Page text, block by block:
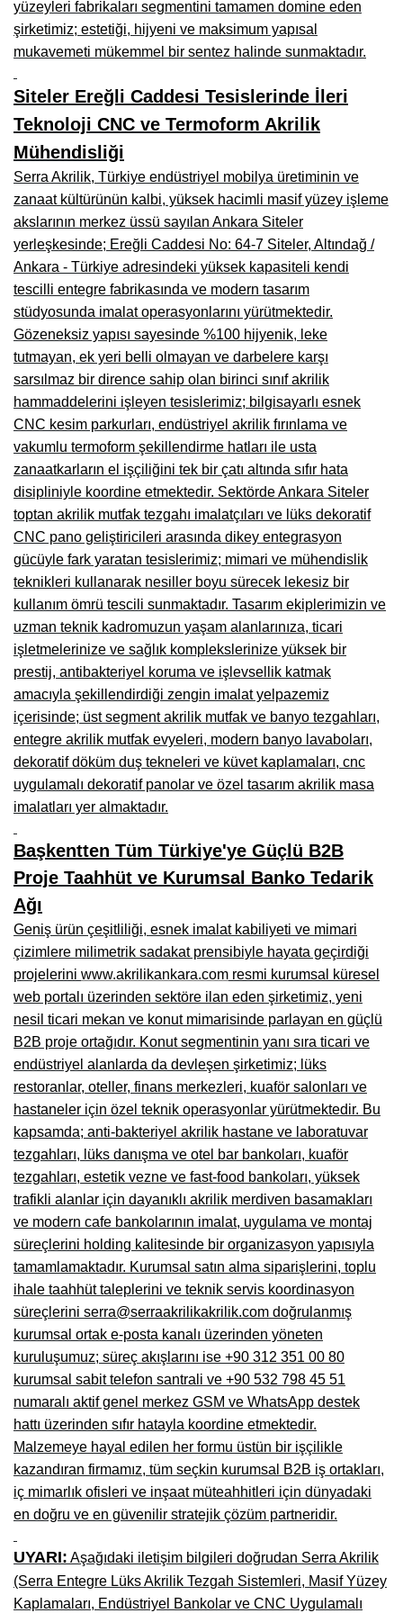
Manisa Mobilyacılar, Mobilya Fabrikaları, Mağazaları
Osmaniye Mobilyacılar, Mobilya Mağazaları, İmalatçıları
Samsun Mobilyacıları, Mobilya Fabrikaları, Mağazaları
Balıkesir Mobilya Mağazaları, Fabrikaları, İmalatçıları
Kahramanmaraş Mobilya İmalatçıları, Mağazaları, Fabrikaları
Mardin Mobilyacılar, Mağazaları, İmalatçıları
Diyarbakır Mobilyacılar, Mobilya Firmaları, İmalatçıları
Şanlıurfa Mobilyacılar, Mobilya Mağazaları, Firmaları
Trabzon Mobilyacılar, Mobilya İmalatçıları, Mağazaları
Erzurum Mobilyacılar, Mobilya İmalatçıları, Mağazaları
Afyon Mobilyacılar, Mobilya Mağazaları, İmalatçıları
Çanakkale Mobilyacılar, Mobilya Fabrikaları, Mağazaları
Karabağlar Mobilyacıları, Mobilya İmalatçıları, Firmaları
Aydın Mobilya Mağazaları, Firmaları, Dekorasyon Firmaları
Bilecik Mobilyacılar, Mobilya İmalatçıları, Mağazaları
Çorum Mobilyacılar, Mobilya Mağazaları, İmalatçıları
Denizli Mobilyacılar, Mobilya Üreticileri, Mağazaları
Adıyaman Mobilyacılar, Mobilya İmalatçıları, Mağazaları
Ağrı Mobilyacılar, Mobilya İmalatçıları, Mağazaları
Edirne Mobilyacilar, Mobilya İmalatçıları, Mağazaları
Erzincan Mobilyacılar, Mobilya İmalatçıları, Mağazaları
Yozgat Mobilya Mağazaları, İmalatçıları, Mobilyacıları
Kars Mobilya İmalatçıları, Mağazaları, Mobilyacılar
Kırşehir Mobilya İmalatçıları, Firmaları, Mobilyacılar
Kütahya Mobilya İmalatçıları, Mağazaları, Mobilyacılar
Malatya Mobilyacılar, Mağazaları, İmalatçıları, Fabrikaları
Sinop Mobilya İmalatçıları, Mağazaları, Mobilyacılar
Tekirdağ Mobilyacılar, Mobilya İmalatçıları, Mağazaları
Muş Mobilya İmalatçıları, Mağazaları, Mobilyacılar
Nevşehir Mobilyacılar, Mobilya İmalatçıları, Mağazaları
Ordu Mobilya Mağazaları, İmalatçıları, Mobilyacılar
Rize Mobilyacılar, Mobilya İmalatçıları, Mağazaları
Sivas Mobilya Fabrikaları, Üreticileri, Mağazaları
Tokat Mobilyacılar, Mobilya Mağazaları, İmalatçıları
Niğde Mobilyacılar, Mobilya Firmaları, İmalatçıları
Giresun Mobilya Mağazaları, İmalatçıları, Mobilyacıları
yüzeyleri fabrikaları segmentini tamamen domine eden
şirketimiz; estetiği, hijyeni ve maksimum yapısal
mukavemeti mükemmel bir sentez halinde sunmaktadır.
Siteler Ereğli Caddesi Tesislerinde İleri
Teknoloji CNC ve Termoform Akrilik
Mühendisliği
Serra Akrilik, Türkiye endüstriyel mobilya üretiminin ve
zanaat kültürünün kalbi, yüksek hacimli masif yüzey işleme
akslarının merkez üssü sayılan Ankara Siteler
yerleşkesinde; Ereğli Caddesi No: 64-7 Siteler, Altındağ /
Ankara - Türkiye adresindeki yüksek kapasiteli kendi
tescilli entegre fabrikasında ve modern tasarım
stüdyosunda imalat operasyonlarını yürütmektedir.
Gözeneksiz yapısı sayesinde %100 hijyenik, leke
tutmayan, ek yeri belli olmayan ve darbelere karşı
sarsılmaz bir dirence sahip olan birinci sınıf akrilik
hammaddelerini işleyen tesislerimiz; bilgisayarlı esnek
CNC kesim parkurları, endüstriyel akrilik fırınlama ve
vakumlu termoform şekillendirme hatları ile usta
zanaatkarların el işçiliğini tek bir çatı altında sıfır hata
disipliniyle koordine etmektedir. Sektörde Ankara Siteler
toptan akrilik mutfak tezgahı imalatçıları ve lüks dekoratif
CNC pano geliştiricileri arasında dikey entegrasyon
gücüyle fark yaratan tesislerimiz; mimari ve mühendislik
teknikleri kullanarak nesiller boyu sürecek lekesiz bir
kullanım ömrü tescili sunmaktadır. Tasarım ekiplerimizin ve
uzman teknik kadromuzun yaşam alanlarınıza, ticari
işletmelerinize ve sağlık komplekslerinize yüksek bir
prestij, antibakteriyel koruma ve işlevsellik katmak
amacıyla şekillendirdiği zengin imalat yelpazemiz
içerisinde; üst segment akrilik mutfak ve banyo tezgahları,
entegre akrilik mutfak evyeleri, modern banyo lavaboları,
dekoratif döküm duş tekneleri ve küvet kaplamaları, cnc
uygulamalı dekoratif panolar ve özel tasarım akrilik masa
imalatları yer almaktadır.
Başkentten Tüm Türkiye'ye Güçlü B2B
Proje Taahhüt ve Kurumsal Banko Tedarik
Ağı
Geniş ürün çeşitliliği, esnek imalat kabiliyeti ve mimari
çizimlere milimetrik sadakat prensibiyle hayata geçirdiği
projelerini www.akrilikankara.com resmi kurumsal küresel
web portalı üzerinden sektöre ilan eden şirketimiz, yeni
nesil ticari mekan ve konut mimarisinde parlayan en güçlü
B2B proje ortağıdır. Konut segmentinin yanı sıra ticari ve
endüstriyel alanlarda da devleşen şirketimiz; lüks
restoranlar, oteller, finans merkezleri, kuaför salonları ve
hastaneler için özel teknik operasyonlar yürütmektedir. Bu
kapsamda; anti-bakteriyel akrilik hastane ve laboratuvar
tezgahları, lüks danışma ve otel bar bankoları, kuaför
tezgahları, estetik vezne ve fast-food bankoları, yüksek
trafikli alanlar için dayanıklı akrilik merdiven basamakları
ve modern cafe bankolarının imalat, uygulama ve montaj
süreçlerini holding kalitesinde bir organizasyon yapısıyla
tamamlamaktadır. Kurumsal satın alma siparişlerini, toplu
ihale taahhüt taleplerini ve teknik servis koordinasyon
süreçlerini serra@serraakrilikakrilik.com doğrulanmış
kurumsal ortak e-posta kanalı üzerinden yöneten
kuruluşumuz; süreç akışlarını ise +90 312 351 00 80
kurumsal sabit telefon santrali ve +90 532 798 45 51
numaralı aktif genel merkez GSM ve WhatsApp destek
hattı üzerinden sıfır hatayla koordine etmektedir.
Malzemeye hayal edilen her formu üstün bir işçilikle
kazandıran firmamız, tüm seçkin kurumsal B2B iş ortakları,
iç mimarlık ofisleri ve inşaat müteahhitleri için dünyadaki
en doğru ve en güvenilir stratejik çözüm partneridir.
UYARI: Aşağıdaki iletişim bilgileri doğrudan Serra Akrilik
(Serra Entegre Lüks Akrilik Tezgah Sistemleri, Masif Yüzey
Kaplamaları, Endüstriyel Bankolar ve CNC Uygulamalı